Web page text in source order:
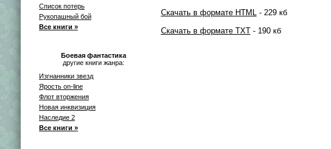
Список потерь
Рукопашный бой
Все книги »
Боевая фантастика
другие книги жанра:
Изгнанники звезд
Ярость on-line
Флот вторжения
Новая инквизиция
Наследие 2
Все книги »
Скачать в формате HTML- 229 кб
Скачать в формате TXT- 190 кб